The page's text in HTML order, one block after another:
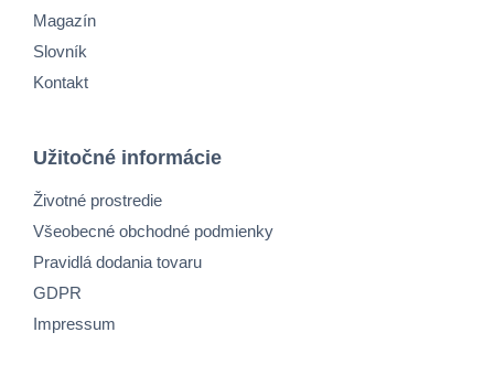
Magazín
Slovník
Kontakt
Užitočné informácie
Životné prostredie
Všeobecné obchodné podmienky
Pravidlá dodania tovaru
GDPR
Impressum